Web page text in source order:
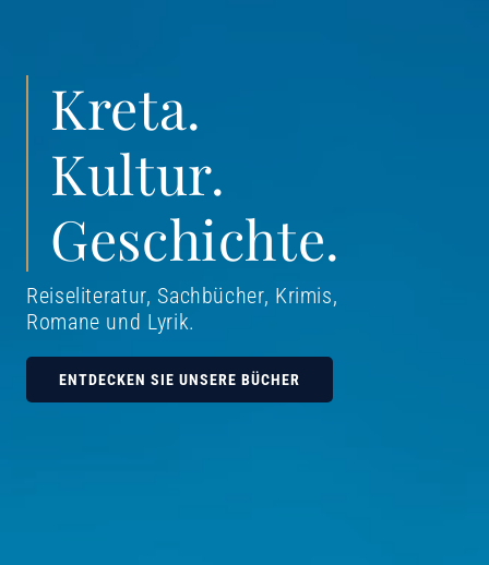
Kreta.
Kultur.
Geschichte.
Reiseliteratur, Sachbücher, Krimis,
Romane und Lyrik.
ENTDECKEN SIE UNSERE BÜCHER